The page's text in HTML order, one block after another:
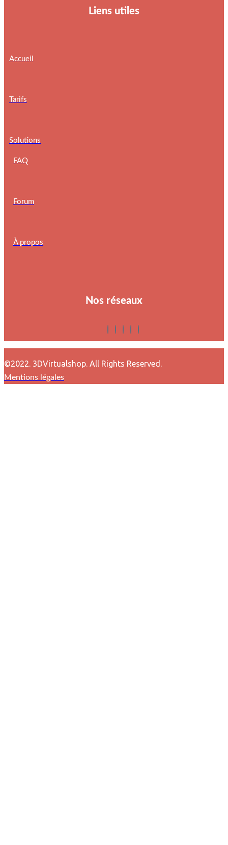
Liens utiles
Accueil
Tarifs
Solutions
FAQ
Forum
À propos
Nos réseaux
©2022. 3DVirtualshop. All Rights Reserved.
Mentions légales